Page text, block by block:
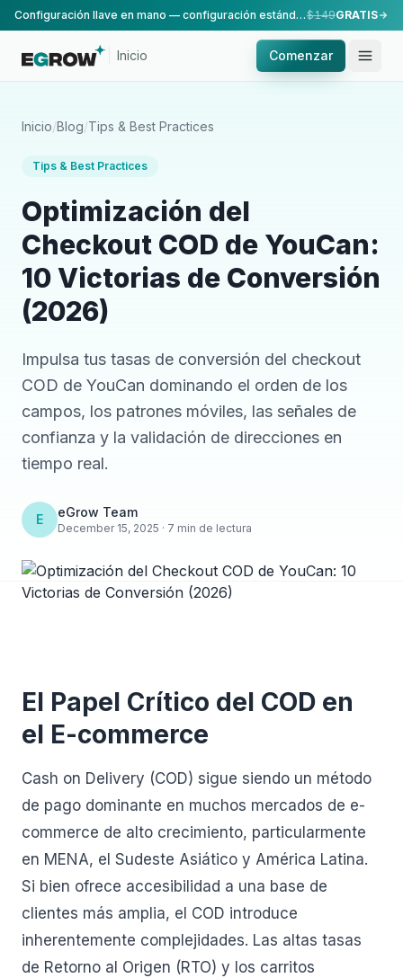
Configuración llave en mano — configuración estándar, realizada por nuestro equipo.$149GRATIS
Inicio Comenzar
Inicio/Blog/Tips & Best Practices
Tips & Best Practices
Optimización del
Checkout COD de YouCan:
10 Victorias de Conversión
(2026)
Impulsa tus tasas de conversión del checkout
COD de YouCan dominando el orden de los
campos, los patrones móviles, las señales de
confianza y la validación de direcciones en
tiempo real.
E eGrow Team
December 15, 2025 · 7 min de lectura
El Papel Crítico del COD en
el E-commerce
Cash on Delivery (COD) sigue siendo un método
de pago dominante en muchos mercados de e-
commerce de alto crecimiento, particularmente
en MENA, el Sudeste Asiático y América Latina.
Si bien ofrece accesibilidad a una base de
clientes más amplia, el COD introduce
inherentemente complejidades. Las altas tasas
de Retorno al Origen (RTO) y los carritos